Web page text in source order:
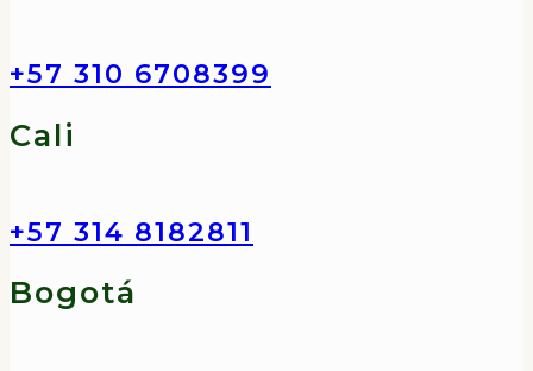
+57 310 6708399
Cali
+57 314 8182811
Bogotá